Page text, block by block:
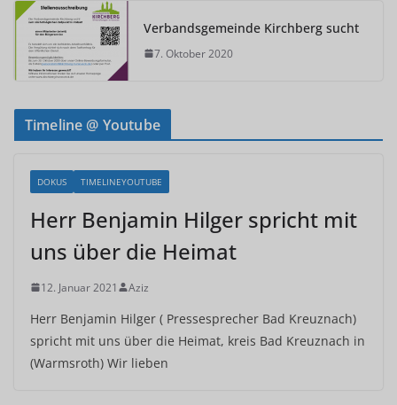
Verbandsgemeinde Kirchberg sucht
7. Oktober 2020
Timeline @ Youtube
DOKUS TIMELINEYOUTUBE
Herr Benjamin Hilger spricht mit
uns über die Heimat
12. Januar 2021 Aziz
Herr Benjamin Hilger ( Pressesprecher Bad Kreuznach)
spricht mit uns über die Heimat, kreis Bad Kreuznach in
(Warmsroth) Wir lieben